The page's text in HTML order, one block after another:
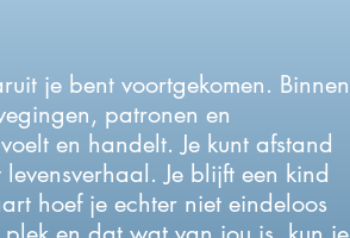
je bent voortgekomen. Binnen
patronen en
en handelt. Je kunt afstand
​ Je blijft een kind
hoef je echter niet eindeloos